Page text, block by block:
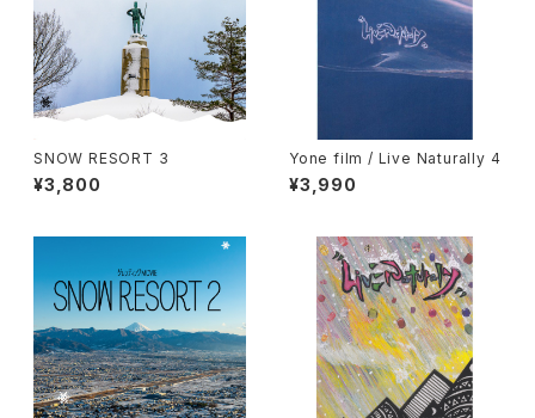
SNOW RESORT 3
¥3,800
Yone film / Live Naturally 4
¥3,990